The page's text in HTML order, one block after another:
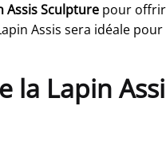
Assis Sculpture pour offrir
Assis sera idéale
la Lapin